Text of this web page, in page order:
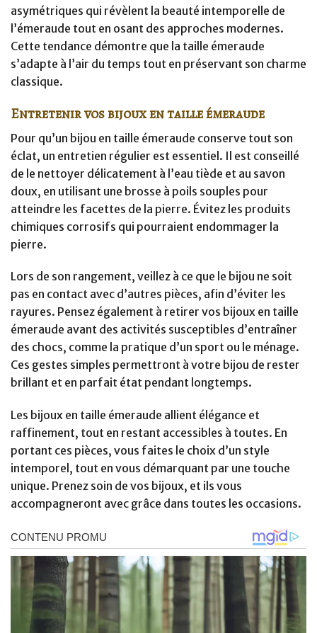
asymétriques qui révèlent la beauté intemporelle de
l’émeraude tout en osant des approches modernes.
Cette tendance démontre que la taille émeraude
s’adapte à l’air du temps tout en préservant son charme
classique.
Entretenir vos bijoux en taille émeraude
Pour qu’un bijou en taille émeraude conserve tout son
éclat, un entretien régulier est essentiel. Il est conseillé
de le nettoyer délicatement à l’eau tiède et au savon
doux, en utilisant une brosse à poils souples pour
atteindre les facettes de la pierre. Évitez les produits
chimiques corrosifs qui pourraient endommager la
pierre.
Lors de son rangement, veillez à ce que le bijou ne soit
pas en contact avec d’autres pièces, afin d’éviter les
rayures. Pensez également à retirer vos bijoux en taille
émeraude avant des activités susceptibles d’entraîner
des chocs, comme la pratique d’un sport ou le ménage.
Ces gestes simples permettront à votre bijou de rester
brillant et en parfait état pendant longtemps.
Les bijoux en taille émeraude allient élégance et
raffinement, tout en restant accessibles à toutes. En
portant ces pièces, vous faites le choix d’un style
intemporel, tout en vous démarquant par une touche
unique. Prenez soin de vos bijoux, et ils vous
accompagneront avec grâce dans toutes les occasions.